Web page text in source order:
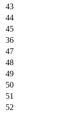
43
44
45
36
47
48
49
50
51
52